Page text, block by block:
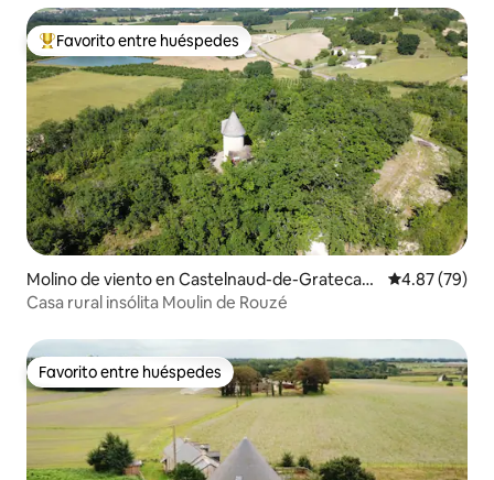
Favorito entre huéspedes preferido
Favorito entre huéspedes
Molino de viento en Castelnaud-de-Gratecam
be
Calificación
4.87 (79)
Casa rural insólita Moulin de Rouzé
Favorito entre huéspedes
Favorito entre huéspedes